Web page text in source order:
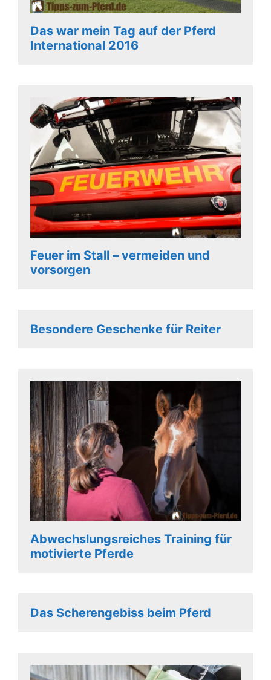
Das war mein Tag auf der Pferd
International 2016
Feuer im Stall – vermeiden und
vorsorgen
Besondere Geschenke für Reiter
Abwechslungsreiches Training für
motivierte Pferde
Das Scherengebiss beim Pferd